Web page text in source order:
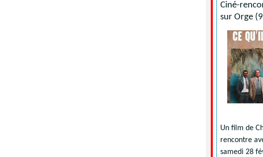
Ciné-
sur Orge
Un film de
rencontre
samedi 28